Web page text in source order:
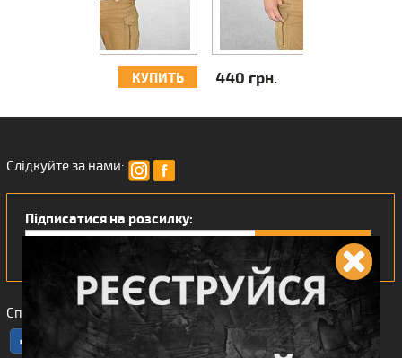
660 грн. КУПИТЬ
Слідкуйте за нами:
Підписатися на розсилку:
Сподобався наш інтернет магазин?